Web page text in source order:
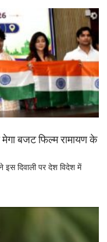
मेगा बजट फिल्म रामायण के
इस दिवाली पर देश विदेश में